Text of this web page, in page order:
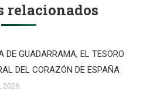
relacionados
DE GUADARRAMA, EL TESORO
DEL CORAZÓN DE ESPAÑA
2026